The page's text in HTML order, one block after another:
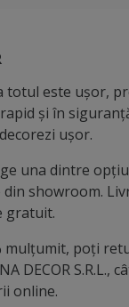
totul este ușor,
și în
ușor.
una dintre
showroom.
gratuit.
mulțumit, poți
DECOR S.R.L.,
online.